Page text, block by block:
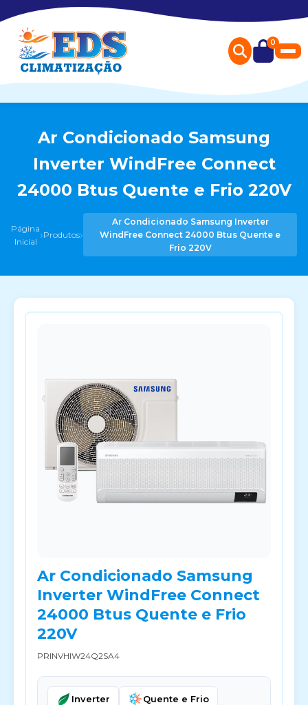
0
Ar Condicionado Samsung
Inverter WindFree Connect
24000 Btus Quente e Frio 220V
Página
Inicial ›Produtos›
Ar Condicionado Samsung Inverter
WindFree Connect 24000 Btus Quente e
Frio 220V
Ar Condicionado Samsung
Inverter WindFree Connect
24000 Btus Quente e Frio
220V
PRINVHIW24Q2SA4
Inverter Quente e Frio